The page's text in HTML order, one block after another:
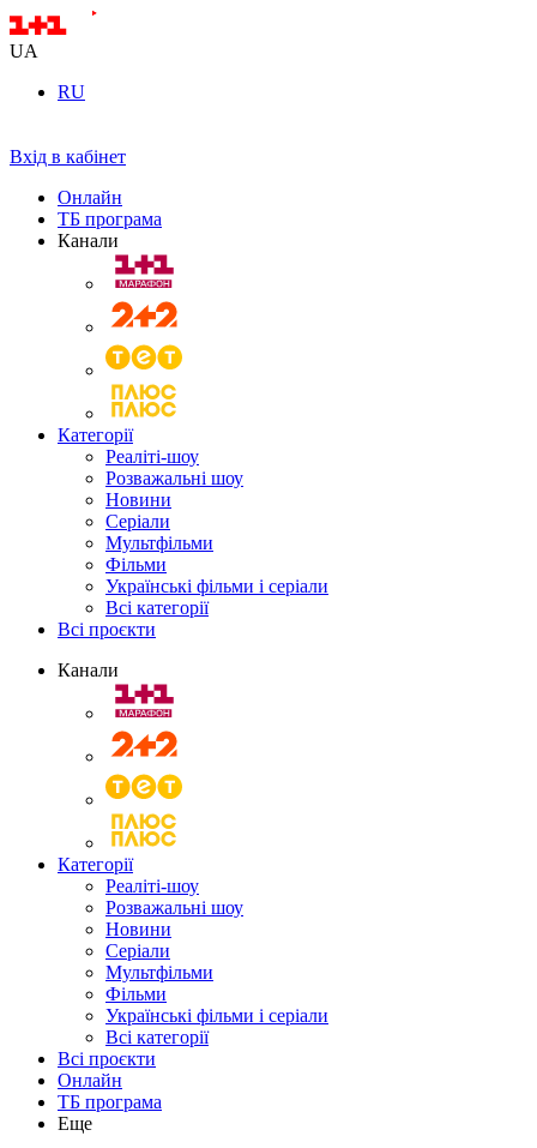
UA
RU
Вхід в кабінет
Онлайн
ТБ програма
Канали
Категорії
Реаліті-шоу
Розважальні шоу
Новини
Серіали
Мультфільми
Фільми
Українські фільми і серіали
Всі категорії
Всі проєкти
Канали
Категорії
Реаліті-шоу
Розважальні шоу
Новини
Серіали
Мультфільми
Фільми
Українські фільми і серіали
Всі категорії
Всі проєкти
Онлайн
ТБ програма
Еще